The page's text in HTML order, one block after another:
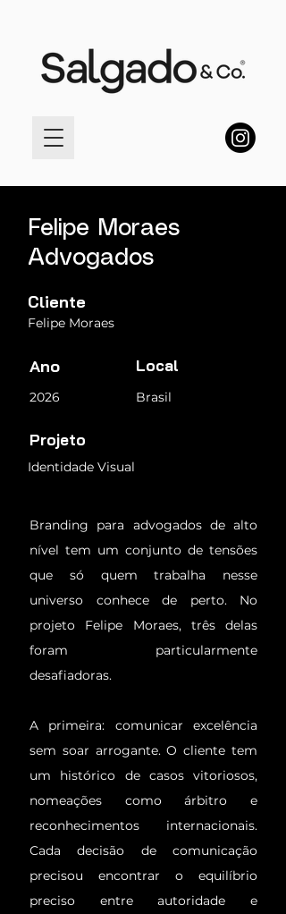
Felipe Moraes
Advogados
Cliente
Felipe Moraes
Ano
2026
Local
Brasil
Projeto
Identidade Visual
Branding para advogados de alto
nível tem um conjunto de tensões
que só quem trabalha nesse
universo conhece de perto. No
projeto Felipe Moraes, três delas
foram particularmente
desafiadoras.
A primeira: comunicar excelência
sem soar arrogante. O cliente tem
um histórico de casos vitoriosos,
nomeações como árbitro e
reconhecimentos internacionais.
Cada decisão de comunicação
precisou encontrar o equilíbrio
preciso entre autoridade e